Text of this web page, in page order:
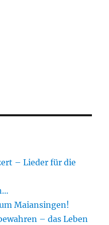
– Lieder für die
Maiansingen!
– das Leben